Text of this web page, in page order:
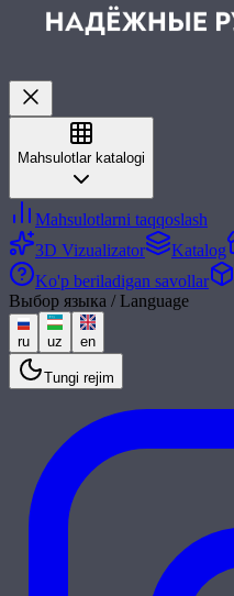
Mahsulotlar katalogi
Mahsulotlarni taqqoslash
3D Vizualizator
Katalog
Ko'p beriladigan savollar
Выбор языка / Language
ru uz en
Tungi rejim